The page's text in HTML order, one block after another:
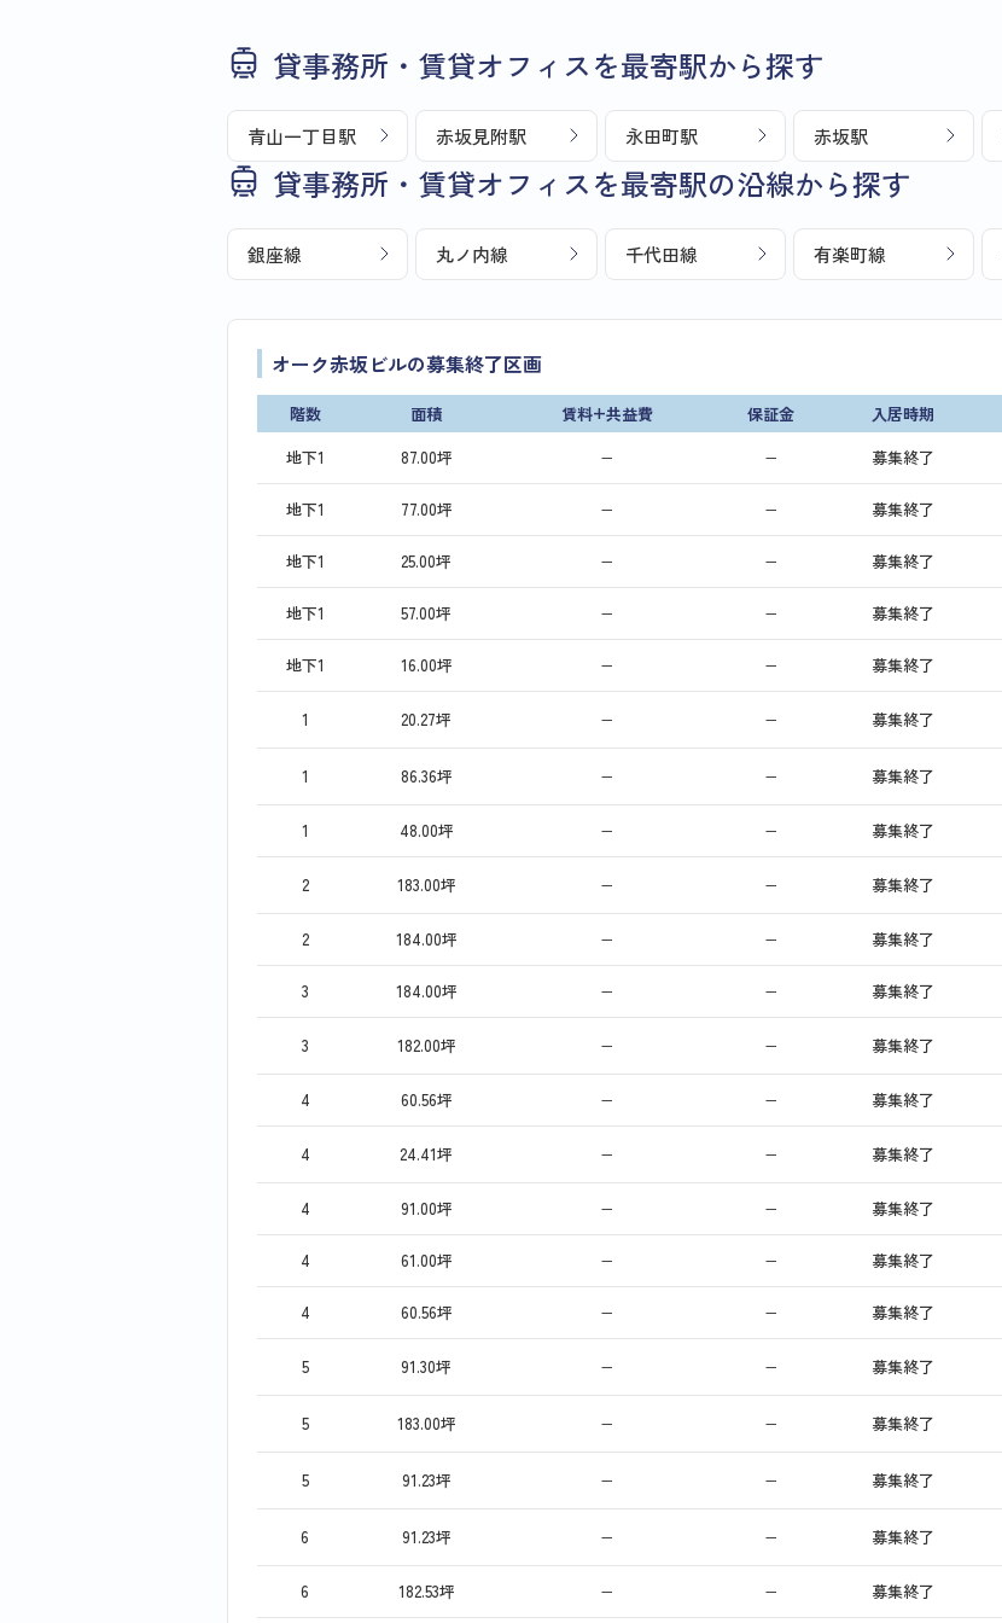
貸事務所・賃貸オフィスを最寄駅から探す
青山一丁目駅 赤坂見附駅 永田町駅 赤坂駅
貸事務所・賃貸オフィスを最寄駅の沿線から探す
銀座線 丸ノ内線 千代田線 有楽町線
オーク赤坂ビルの募集終了区画
階数 面積 賃料+共益費 保証金 入居時期
地下1
87.00坪 − − 募集終了
地下1 77.00坪 − − 募集終了
地下1 25.00坪 − − 募集終了
地下1 57.00坪 − − 募集終了
地下1 16.00坪 − − 募集終了
1 20.27坪 − − 募集終了
1 86.36坪 − − 募集終了
1 48.00坪 − − 募集終了
2 183.00坪 − − 募集終了
2 184.00坪 − − 募集終了
3 184.00坪 − − 募集終了
3 182.00坪 − − 募集終了
4 60.56坪 − − 募集終了
4 24.41坪 − − 募集終了
4 91.00坪 − − 募集終了
4 61.00坪 − − 募集終了
4 60.56坪 − − 募集終了
5 91.30坪 − − 募集終了
5 183.00坪 − − 募集終了
5 91.23坪 − − 募集終了
6 91.23坪 − − 募集終了
6 182.53坪 − − 募集終了